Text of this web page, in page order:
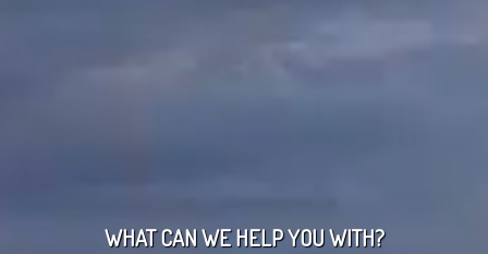
WHAT CAN WE HELP YOU WITH?